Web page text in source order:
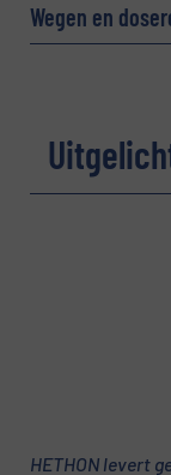
E-mail(Vereist)
Wegen en
HETHON levert